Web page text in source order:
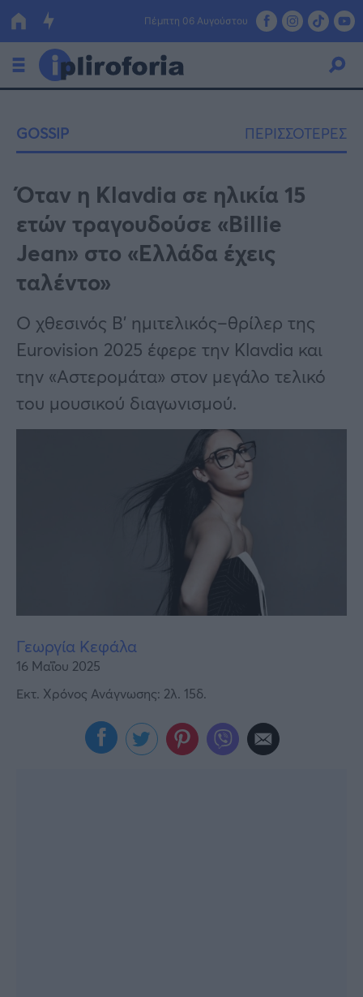
Πέμπτη 06 Αυγούστου
Οικονομία
Πολιτική
Τράπεζες
Επιδοτήσεις
Κόσμος
Lifestyle
Αθλητικά
Υγεία
Γυναίκα
GOSSIP ΠΕΡΙΣΣΟΤΕΡΕΣ
Όταν η Klavdia σε ηλικία 15
ετών τραγουδούσε «Billie
Jean» στο «Ελλάδα έχεις
ταλέντο»
Ο χθεσινός Β’ ημιτελικός–θρίλερ της
Eurovision 2025 έφερε την Klavdia και
την «Αστερομάτα» στον μεγάλο τελικό
του μουσικού διαγωνισμού.
Γεωργία Κεφάλα
16 Μαΐου 2025
Εκτ. Χρόνος Ανάγνωσης: 2λ. 15δ.